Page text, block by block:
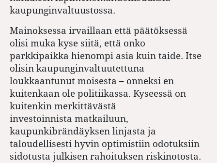
kaupunginvaltuustossa.
Mainoksessa irvaillaan että päätöksessä
olisi muka kyse siitä, että onko
parkkipaikka hienompi asia kuin taide. Itse
olisin kaupunginvaltuutettuna
loukkaantunut moisesta – onneksi en
kuitenkaan ole politiikassa. Kyseessä on
kuitenkin merkittävästä
investoinnista matkailuun,
kaupunkibrändäyksen linjasta ja
taloudellisesti hyvin optimistiin odotuksiin
sidotusta julkisen rahoituksen riskinotosta.